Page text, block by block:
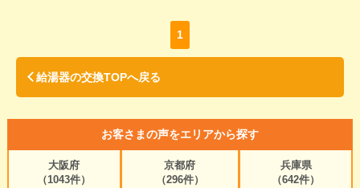
1
給湯器の交換TOPへ戻る
お客さまの声をエリアから探す
大阪府
（1043件）
京都府
（296件）
兵庫県
（642件）